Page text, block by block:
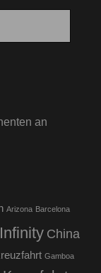
an
Arizona Barcelona
China
Gamboa